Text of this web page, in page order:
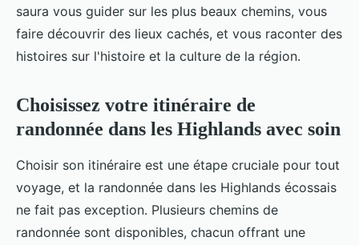
saura vous guider sur les plus beaux chemins, vous
faire découvrir des lieux cachés, et vous raconter des
histoires sur l'histoire et la culture de la région.
Choisissez votre itinéraire de
randonnée dans les Highlands avec soin
Choisir son itinéraire est une étape cruciale pour tout
voyage, et la randonnée dans les Highlands écossais
ne fait pas exception. Plusieurs chemins de
randonnée sont disponibles, chacun offrant une